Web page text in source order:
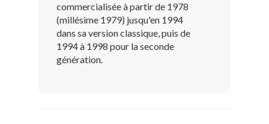
LE BLOG
BONJOURLAVIEILLE ?
commercialisée à partir de 1978
(millésime 1979) jusqu'en 1994
dans sa version classique, puis de
1994 à 1998 pour la seconde
génération.